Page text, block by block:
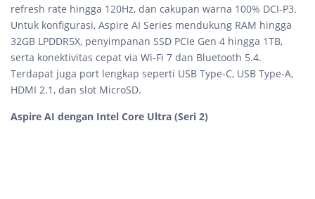
refresh rate hingga 120Hz, dan cakupan warna 100% DCI-P3.
Untuk konfigurasi, Aspire AI Series mendukung RAM hingga
32GB LPDDR5X, penyimpanan SSD PCIe Gen 4 hingga 1TB,
serta konektivitas cepat via Wi-Fi 7 dan Bluetooth 5.4.
Terdapat juga port lengkap seperti USB Type-C, USB Type-A,
HDMI 2.1, dan slot MicroSD.
Aspire AI dengan Intel Core Ultra (Seri 2)